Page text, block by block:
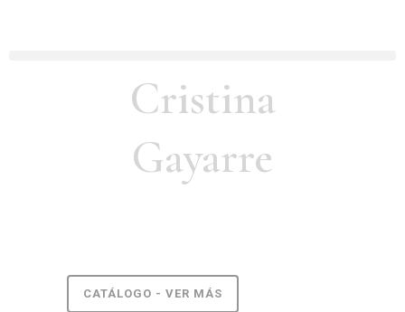
Cristina
Gayarre
CATÁLOGO - VER MÁS